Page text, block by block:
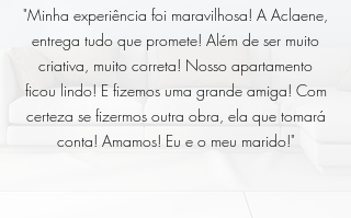
"Minha experiência foi maravilhosa! A Aclaene,
entrega tudo que promete! Além de ser muito
criativa, muito correta! Nosso apartamento
ficou lindo! E fizemos uma grande amiga! Com
certeza se fizermos outra obra, ela que tomará
conta! Amamos! Eu e o meu marido!"